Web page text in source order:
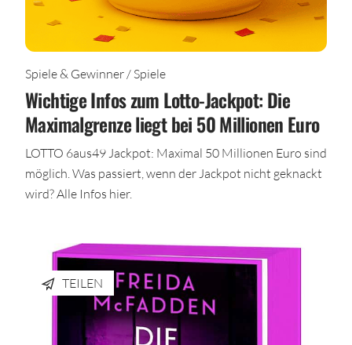
Spiele & Gewinner / Spiele
Wichtige Infos zum Lotto-Jackpot: Die
Maximalgrenze liegt bei 50 Millionen Euro
LOTTO 6aus49 Jackpot: Maximal 50 Millionen Euro sind
möglich. Was passiert, wenn der Jackpot nicht geknackt
wird? Alle Infos hier.
TEILEN